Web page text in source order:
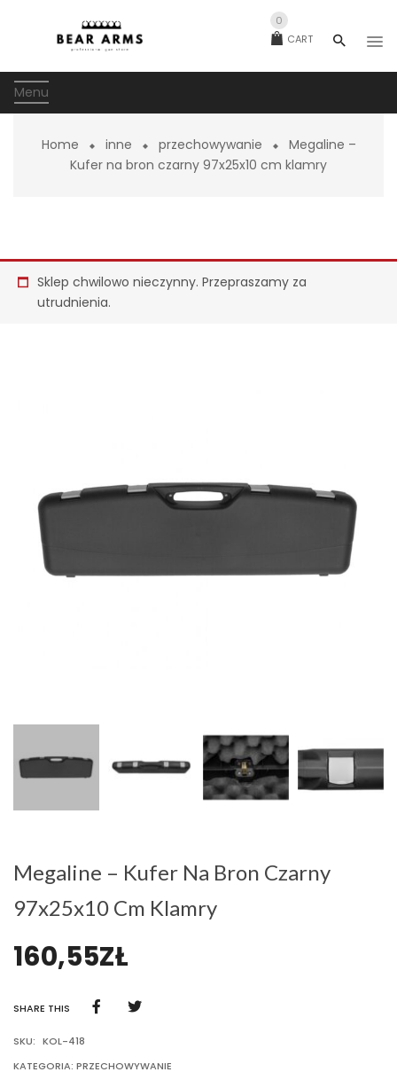
CART
0
Menu
Home inne przechowywanie
Megaline –
Kufer na bron czarny 97x25x10 cm klamry
Sklep chwilowo nieczynny. Przepraszamy za
utrudnienia.
Megaline – Kufer Na Bron Czarny
97x25x10 Cm Klamry
160,55ZŁ
SHARE THIS
SKU: KOL-418
KATEGORIA: PRZECHOWYWANIE